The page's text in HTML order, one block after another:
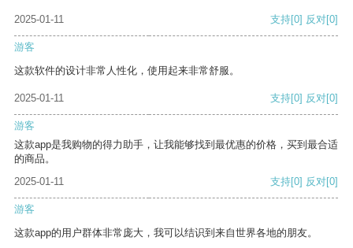
2025-01-11 支持[0] 反对[0]
游客
这款软件的设计非常人性化，使用起来非常舒服。
2025-01-11 支持[0] 反对[0]
游客
这款app是我购物的得力助手，让我能够找到最优惠的价格，买到最合适
的商品。
2025-01-11
支持[0] 反对[0]
游客
这款app的用户群体非常庞大，我可以结识到来自世界各地的朋友。